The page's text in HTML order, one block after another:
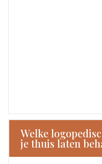
Welke
je thuis laten